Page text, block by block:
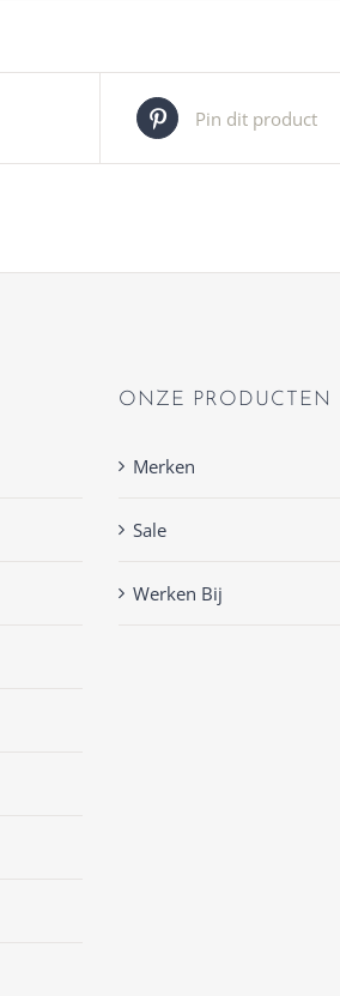
Pin dit product
ONZE PRODUCTEN
Merken
Sale
Werken Bij